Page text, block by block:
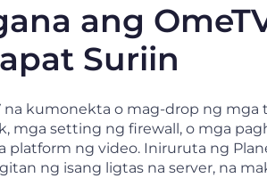
ang
Suriin
na kumonekta o mag-drop ng mga
mga setting ng firewall, o mga
platform ng video. Iniruruta ng
ng isang ligtas na server, na